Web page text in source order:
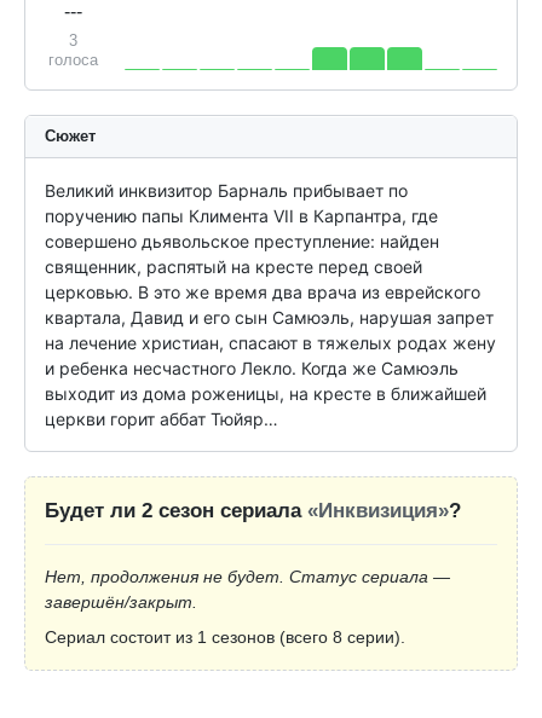
---
3
голоса
Сюжет
Великий инквизитор Барналь прибывает по
поручению папы Климента VII в Карпантра, где
совершено дьявольское преступление: найден
священник, распятый на кресте перед своей
церковью. В это же время два врача из еврейского
квартала, Давид и его сын Самюэль, нарушая запрет
на лечение христиан, спасают в тяжелых родах жену
и ребенка несчастного Лекло. Когда же Самюэль
выходит из дома роженицы, на кресте в ближайшей
церкви горит аббат Тюйяр…
Будет ли 2 сезон сериала «Инквизиция»?
Нет, продолжения не будет. Статус сериала —
завершён/закрыт.
Сериал состоит из 1 сезонов (всего 8 серии).